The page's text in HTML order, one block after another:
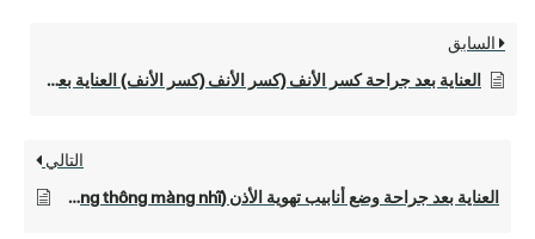
السابق
العناية بعد جراحة كسر الأنف (كسر الأنف (كسر الأنف) العناية بعد الجراحة)
التالي
العناية بعد جراحة وضع أنابيب تهوية الأذن (Chăm sóc sau phẫu thuật đặt ống thông màng nhĩ)